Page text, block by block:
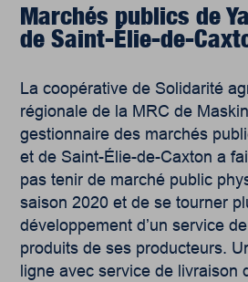
Marchés publics de
de Saint-Élie-de-
La coopérative de Solidarité
régionale de la MRC de
gestionnaire des marchés
et de Saint-Élie-de-Caxton a
pas tenir de marché public
saison 2020 et de se tourner
développement d’un service
produits de ses producteurs.
ligne avec service de livraison